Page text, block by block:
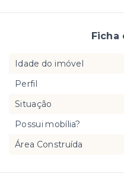
Ficha
Idade do imóvel
Perfil
Situação
Possui mobília?
Área Construída